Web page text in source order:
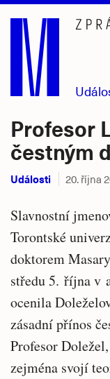
Přejít
hlavní
obsah
Profesor
čestným
Události 20. října
Slavnostní
Torontské
doktorem
středu 5. října v
ocenila
zásadní přínos
Profesor
zejména svojí